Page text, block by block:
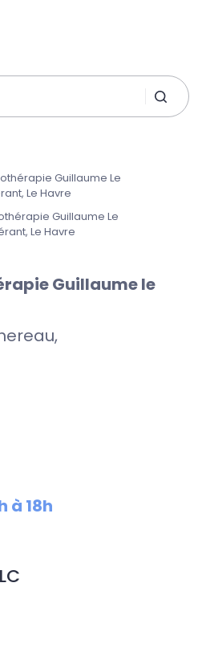
Guillaume Le
Le Havre
Guillaume le
à 18h